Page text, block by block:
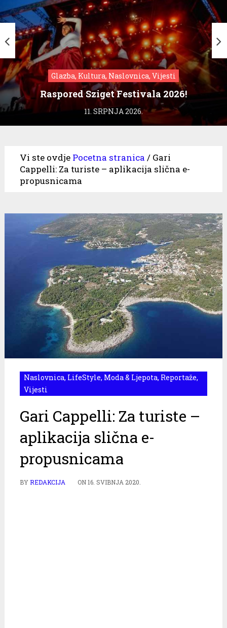
Glazba, Kultura, Naslovnica, Vijesti
Raspored Sziget Festivala 2026!
11. SRPNJA 2026.
Vi ste ovdje Pocetna stranica / Gari
Cappelli: Za turiste – aplikacija slična e-
propusnicama
Naslovnica, LifeStyle, Moda & Ljepota, Reportaže,
Vijesti
Gari Cappelli: Za turiste –
aplikacija slična e-
propusnicama
BYREDAKCIJA ON16. SVIBNJA 2020.